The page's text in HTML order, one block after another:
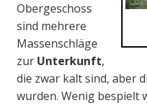
Obergeschoss
sind mehrere
Massenschläge
zur Unterkunft,
die zwar kalt sind, aber
wurden. Wenig bespielt